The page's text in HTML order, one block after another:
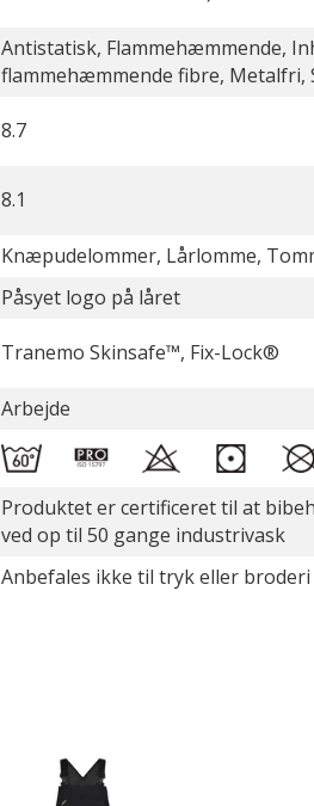
Antistatisk, Flammehæmmende,
flammehæmmende fibre, Metalfri,
8.7
8.1
Knæpudelommer, Lårlomme,
Påsyet logo på låret
Tranemo Skinsafe™, Fix-Lock®
Arbejde
Produktet er certificeret til at
ved op til 50 gange industrivask
Anbefales ikke til tryk eller broderi